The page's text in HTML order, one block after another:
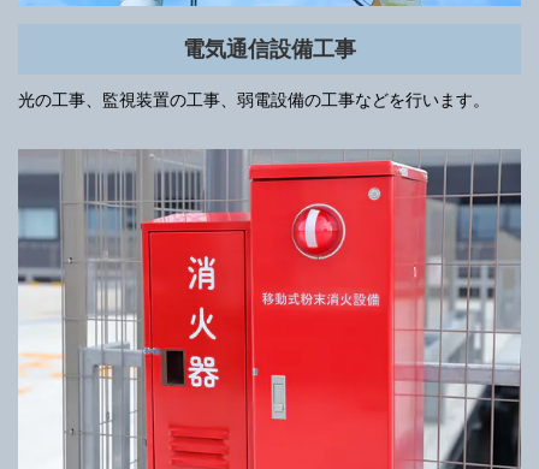
電気通信設備工事
光の工事、監視装置の工事、弱電設備の工事などを行います。